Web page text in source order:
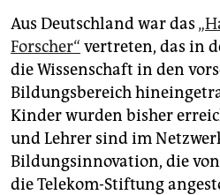
Aus Deutschland war das
Forscher“ vertreten, das in
die Wissenschaft in den
Bildungsbereich
Kinder wurden bisher
und Lehrer sind im
Bildungsinnovation, die
die Telekom-Stiftung